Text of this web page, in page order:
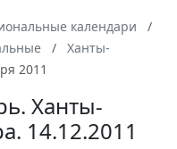
календари
Ханты-
2011
Ханты-
14.12.2011